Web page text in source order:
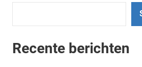
Recente berichten